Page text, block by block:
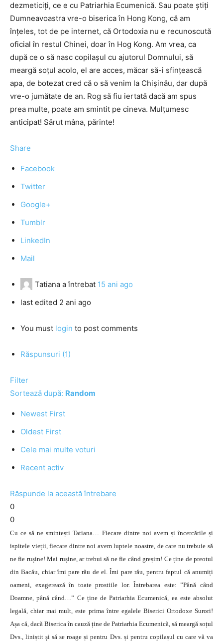
dezmeticiţi, ce e cu Patriarhia Ecumenică. Sau poate ştiţi
Dumneavoastra vre-o biserica în Hong Kong, că am
înţeles, tot de pe internet, că Ortodoxia nu e recunoscută
oficial în restul Chinei, doar în Hog Kong. Am vrea, ca
după ce o să nasc copilaşul cu ajutorul Domnului, să
meargă soţul acolo, el are acces, măcar să-i sfinţească
apa, de botezat cred că o să venim la Chişinău, dar după
vre-o jumătate de an. Rog să fiu iertată dacă am spus
prea multe, poate am smintit pe cineva. Mulţumesc
anticipat! Sărut mâna, părinte!
Share
Facebook
Twitter
Google+
Tumblr
LinkedIn
Mail
Tatiana a întrebat 15 ani ago
last edited 2 ani ago
You must login to post comments
Răspunsuri (1)
Filter
Sortează după: Random
Newest First
Oldest First
Cele mai multe voturi
Recent activ
Răspunde la această întrebare
0
0
Cu ce să ne smintești Tatiana… Fiecare dintre noi avem și încercările și
ispitele vieții, fiecare dintre noi avem luptele noastre, de care nu trebuie să
ne fie rușine! Mai rușine, ar trebui să ne fie când greșim! Ce ține de preotul
din Bacău, chiar îmi pare rău de el. Îmi pare rău, pentru faptul că anumiți
oameni, exagerează în toate prostiile lor. Întrebarea este: ”Până când
Doamne, până când…” Ce ține de Patriarhia Ecumenică, ea este absolut
legală, chiar mai mult, este prima între egalele Biserici Ortodoxe Surori!
Așa că, dacă Biserica în cauză ține de Patriarhia Ecumenică, să meargă soțul
Dvs., liniștit și să se roage și pentru Dvs. și pentru copilașul cu care vă va